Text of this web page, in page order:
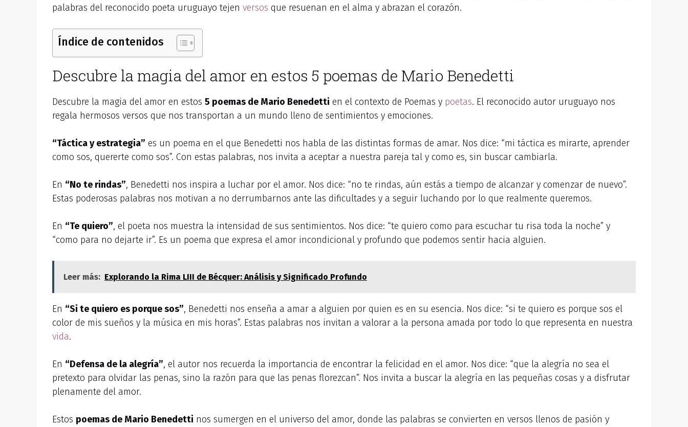
palabras del reconocido poeta uruguayo tejen versos que resuenan en el alma y abrazan el corazón.
Índice de contenidos
Descubre la magia del amor en estos 5 poemas de Mario Benedetti
Descubre la magia del amor en estos 5 poemas de Mario Benedetti en el contexto de Poemas y poetas. El reconocido autor uruguayo nos
regala hermosos versos que nos transportan a un mundo lleno de sentimientos y emociones.
“Táctica y estrategia” es un poema en el que Benedetti nos habla de las distintas formas de amar. Nos dice: “mi táctica es mirarte, aprender
como sos, quererte como sos”. Con estas palabras, nos invita a aceptar a nuestra pareja tal y como es, sin buscar cambiarla.
En “No te rindas”, Benedetti nos inspira a luchar por el amor. Nos dice: “no te rindas, aún estás a tiempo de alcanzar y comenzar de nuevo”.
Estas poderosas palabras nos motivan a no derrumbarnos ante las dificultades y a seguir luchando por lo que realmente queremos.
En “Te quiero”, el poeta nos muestra la intensidad de sus sentimientos. Nos dice: “te quiero como para escuchar tu risa toda la noche” y
“como para no dejarte ir”. Es un poema que expresa el amor incondicional y profundo que podemos sentir hacia alguien.
Leer más: Explorando la Rima LIII de Bécquer: Análisis y Significado Profundo
En “Si te quiero es porque sos”, Benedetti nos enseña a amar a alguien por quien es en su esencia. Nos dice: “si te quiero es porque sos el
color de mis sueños y la música en mis horas”. Estas palabras nos invitan a valorar a la persona amada por todo lo que representa en nuestra
vida.
En “Defensa de la alegría”, el autor nos recuerda la importancia de encontrar la felicidad en el amor. Nos dice: “que la alegría no sea el
pretexto para olvidar las penas, sino la razón para que las penas florezcan”. Nos invita a buscar la alegría en las pequeñas cosas y a disfrutar
plenamente del amor.
Estos poemas de Mario Benedetti nos sumergen en el universo del amor, donde las palabras se convierten en versos llenos de pasión y